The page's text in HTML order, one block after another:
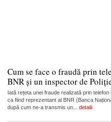
Cum se face o fraudă prin
BNR și un inspector de
Iată rețeta unei fraude realizată prin
ca fiind reprezentant al BNR (Banca
după cum ne-a transmis un... detalii